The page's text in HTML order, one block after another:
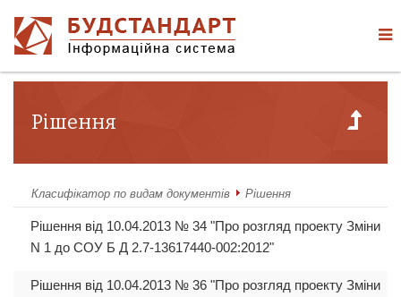
Рішення
Класифікатор по видам документів Рішення
Рішення від 10.04.2013 № 34 "Про розгляд проекту Зміни
N 1 до СОУ Б Д 2.7-13617440-002:2012"
Рішення від 10.04.2013 № 36 "Про розгляд проекту Зміни